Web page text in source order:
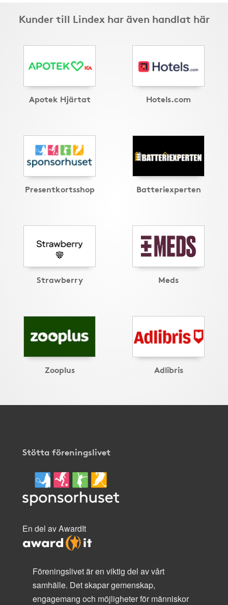
Kunder till Lindex har även handlat här
Apotek Hjärtat Hotels.com
Presentkortsshop Batteriexperten
Strawberry Meds
Zooplus Adlibris
Stötta föreningslivet
En del av AwardIt
Föreningslivet är en viktig del av vårt
samhälle. Det skapar gemenskap,
engagemang och möjligheter för människor